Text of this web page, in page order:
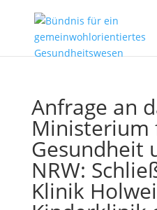
Anfrage an
Ministerium
Gesundheit
NRW:
Klinik